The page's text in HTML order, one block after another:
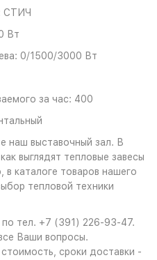
СТИЧ
Вт
0/1500/3000 Вт
за час: 400
наш выставочный зал. В
выглядят тепловые завесы
каталоге товаров нашего
тепловой техники
тел. +7 (391) 226-93-47.
Ваши вопросы.
сроки доставки -